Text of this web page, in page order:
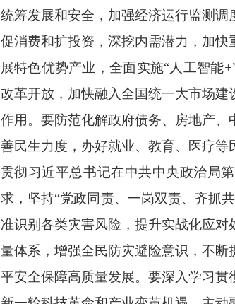
统筹发展和安全，加强经济运行监测
促消费和扩投资，深挖内需潜力，加
展特色优势产业，全面实施“人工智能
改革开放，加快融入全国统一大市场
作用。要防范化解政府债务、房地产
善民生力度，办好就业、教育、医疗
贯彻习近平总书记在中共中央政治局
求，坚持“党政同责、一岗双责、齐抓
准识别各类灾害风险，提升实战化应
量体系，增强全民防灾避险意识，不
平安全保障高质量发展。要深入学习